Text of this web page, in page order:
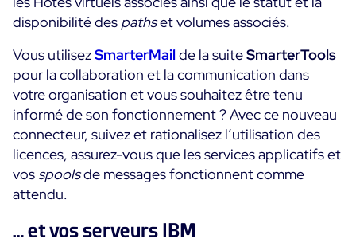
disponibilité des pathset volumes associés.
Vous utilisezSmarterMailde la suiteSmarterTools
pour la collaboration et la communication dans
votre organisation et vous souhaitez être tenu
informé de son fonctionnement ? Avec ce nouveau
connecteur, suivez et rationalisez l’utilisation des
licences, assurez-vous que les services applicatifs et
vosspoolsde messages fonctionnent comme
attendu.
… et vos serveurs IBM